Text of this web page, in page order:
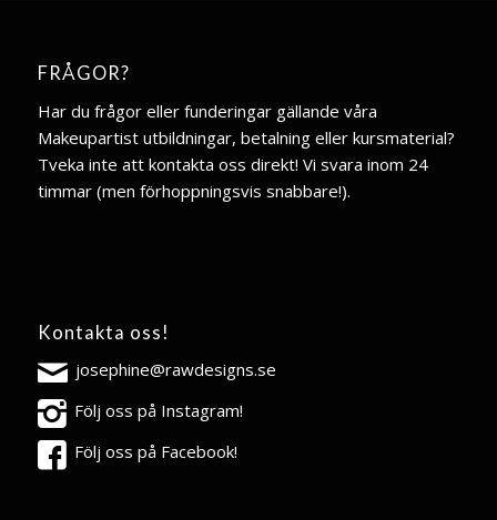
FRÅGOR?
Har du frågor eller funderingar gällande våra
Makeupartist utbildningar, betalning eller kursmaterial?
Tveka inte att kontakta oss direkt! Vi svara inom 24
timmar (men förhoppningsvis snabbare!).
Kontakta oss!
josephine@rawdesigns.se
Följ oss på Instagram!
Följ oss på Facebook!